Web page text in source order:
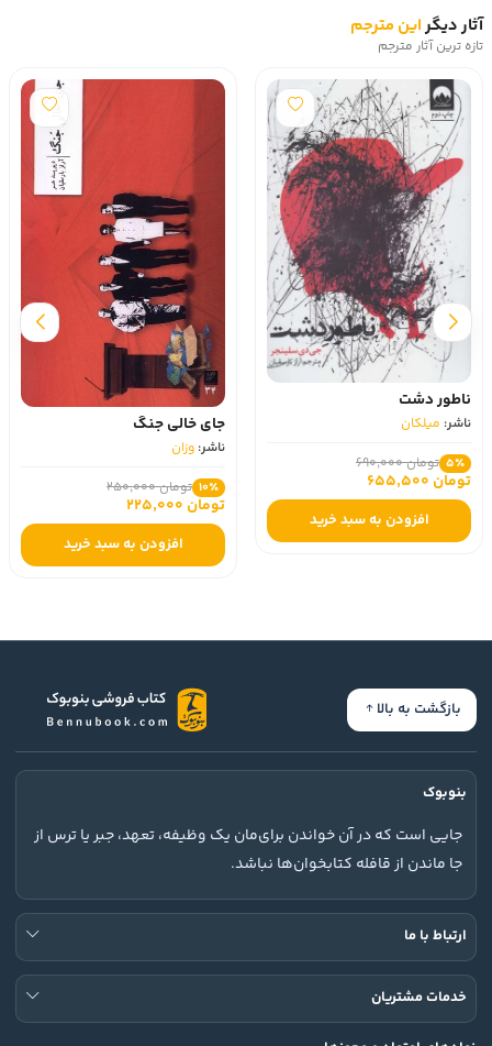
آثار دیگراین مترجم
تازه ترین آثار مترجم
ناطور دشت
ناشر: میلکان
5٪ تومان 690,000
تومان 655,500
افزودن به سبد خرید
جای خالی جنگ
ناشر: وزان
10٪ تومان 250,000
تومان 225,000
افزودن به سبد خرید
بازگشت به بالا
بنوبوک
جایی است که در آن خواندن برای‌مان یک وظیفه، تعهد، جبر یا ترس از
جا ماندن از قافله کتابخوان‌ها نباشد.
ارتباط با ما
خدمات مشتریان